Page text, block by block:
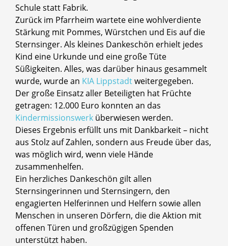
Schule statt Fabrik.
Zurück im Pfarrheim wartete eine wohlverdiente
Stärkung mit Pommes, Würstchen und Eis auf die
Sternsinger. Als kleines Dankeschön erhielt jedes
Kind eine Urkunde und eine große Tüte
Süßigkeiten. Alles, was darüber hinaus gesammelt
wurde, wurde an KIA Lippstadtweitergegeben.
Der große Einsatz aller Beteiligten hat Früchte
getragen: 12.000 Euro konnten an das
Kindermissionswerk überwiesen werden.
Dieses Ergebnis erfüllt uns mit Dankbarkeit – nicht
aus Stolz auf Zahlen, sondern aus Freude über das,
was möglich wird, wenn viele Hände
zusammenhelfen.
Ein herzliches Dankeschön gilt allen
Sternsingerinnen und Sternsingern, den
engagierten Helferinnen und Helfern sowie allen
Menschen in unseren Dörfern, die die Aktion mit
offenen Türen und großzügigen Spenden
unterstützt haben.